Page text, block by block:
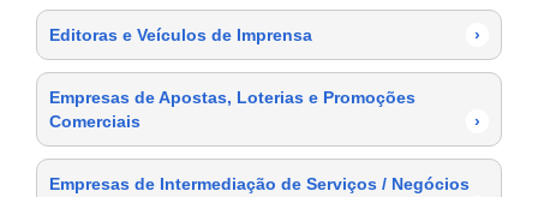
Editoras e Veículos de Imprensa ›
Empresas de Apostas, Loterias e Promoções
Comerciais
›
Empresas de Intermediação de Serviços / Negócios